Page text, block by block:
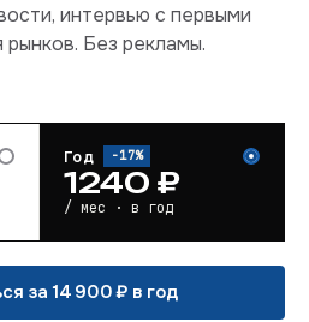
интервью с первыми
Без рекламы.
Год −17%
1240 ₽
/ мес · в год
за 14 900 ₽ в год